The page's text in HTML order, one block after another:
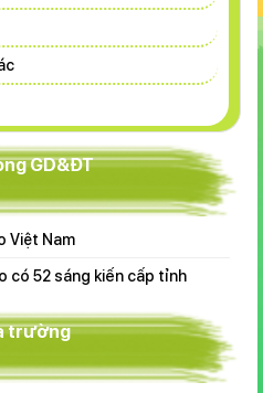
GD&ĐT
Việt Nam
có 52 sáng kiến cấp tỉnh
trường